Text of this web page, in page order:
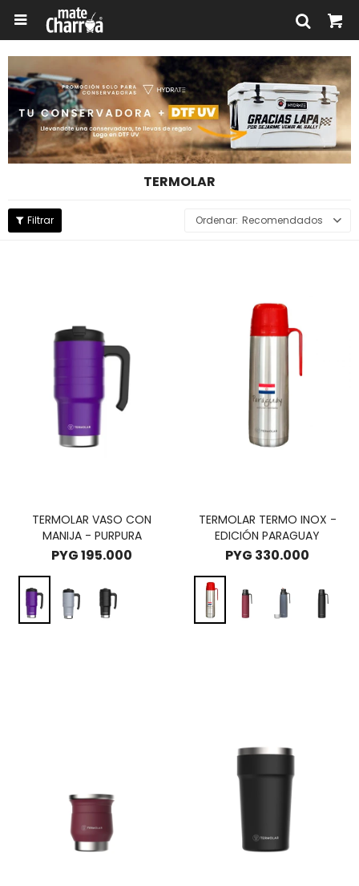

TERMOLAR
Recomendados
TERMOLAR VASO CON
MANIJA - PURPURA
PYG195.000
TERMOLAR TERMO INOX -
EDICIÓN PARAGUAY
PYG 330.000